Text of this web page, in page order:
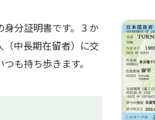
分証明書です。３か
中長期在留者）に交
も持ち歩きます。